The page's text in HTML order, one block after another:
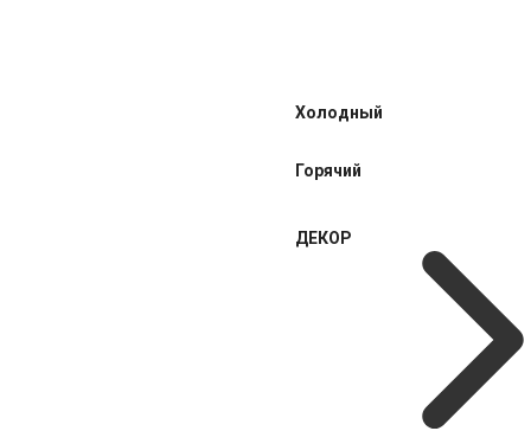
Холодный
Горячий
ДЕКОР